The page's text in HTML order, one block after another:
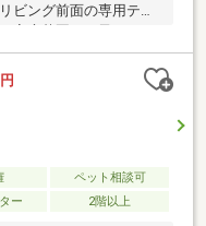
ビング前面の専用テラ
ンクルーム替わり、軽
彩なシーンで利用でき
。□2路線2駅利用可能
駅徒歩3分、京浜東北
年12月築・全227戸の
ス工業旧分譲の「プレ
ションならではの多種
ム・ワーキングルー
ペット相談可
ー 2階以上